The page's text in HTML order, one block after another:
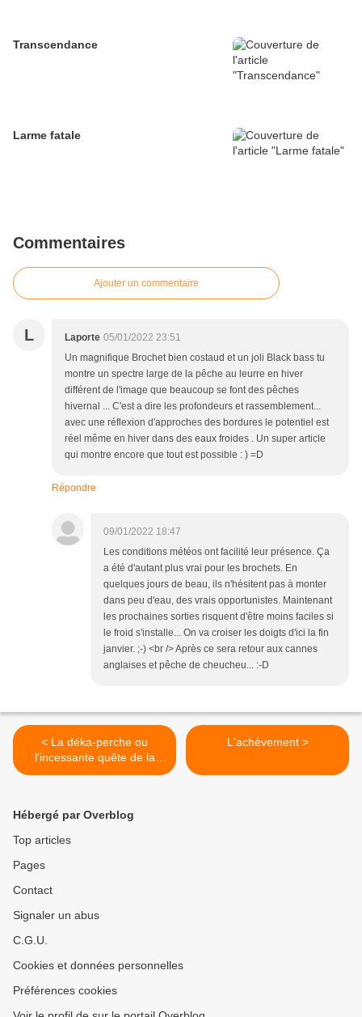
Transcendance
Larme fatale
Commentaires
Ajouter un commentaire
L Laporte 05/01/2022 23:51
Un magnifique Brochet bien costaud et un joli Black bass tu
montre un spectre large de la pêche au leurre en hiver
différent de l'image que beaucoup se font des pêches
hivernal ... C'est a dire les profondeurs et rassemblement...
avec une réflexion d'approches des bordures le potentiel est
réel même en hiver dans des eaux froides . Un super article
qui montre encore que tout est possible : ) =D
Répondre
09/01/2022 18:47
Les conditions météos ont facilité leur présence. Ça
a été d'autant plus vrai pour les brochets. En
quelques jours de beau, ils n'hésitent pas à monter
dans peu d'eau, des vrais opportunistes. Maintenant
les prochaines sorties risquent d'être moins faciles si
le froid s'installe... On va croiser les doigts d'ici la fin
janvier. ;-) <br /> Après ce sera retour aux cannes
anglaises et pêche de cheucheu... :-D
< La déka-perche ou
l'incessante quête de la
licorne
L'achèvement >
Hébergé par Overblog
Top articles
Pages
Contact
Signaler un abus
C.G.U.
Cookies et données personnelles
Préférences cookies